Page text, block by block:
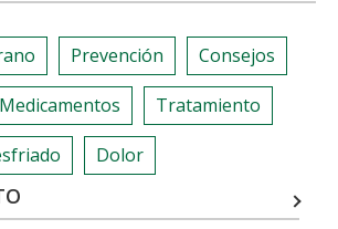
Prevención Consejos
Medicamentos Tratamiento
Dolor